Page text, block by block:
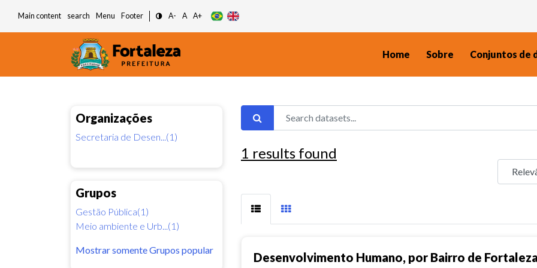
Main content search Menu Footer A- A A+
Home Sobre Conjuntos de
Organizações
Secretaria de Desen...(1)
Grupos
Gestão Pública(1)
Meio ambiente e Urb...(1)
Mostrar somente Grupos popular
1 results found
Desenvolvimento Humano, por Bairro de